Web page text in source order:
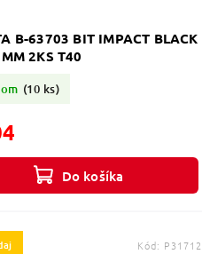
B-63703 BIT IMPACT BLACK
2KS T40
(10 ks)
Do košíka
Kód: P31712